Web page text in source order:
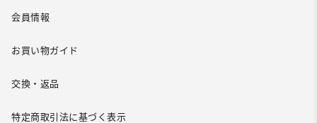
会員情報
お買い物ガイド
交換・返品
特定商取引法に基づく表示